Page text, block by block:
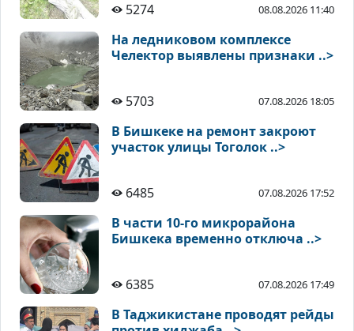
5274 08.08.2026 11:40
На ледниковом комплексе
Челектор выявлены признаки ..>
5703 07.08.2026 18:05
В Бишкеке на ремонт закроют
участок улицы Тоголок ..>
6485 07.08.2026 17:52
В части 10-го микрорайона
Бишкека временно отключа ..>
6385 07.08.2026 17:49
В Таджикистане проводят рейды